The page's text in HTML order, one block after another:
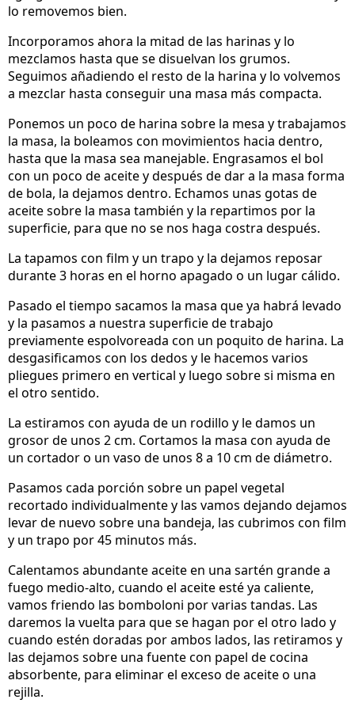
lo removemos bien.
Incorporamos ahora la mitad de las harinas y lo
mezclamos hasta que se disuelvan los grumos.
Seguimos añadiendo el resto de la harina y lo volvemos
a mezclar hasta conseguir una masa más compacta.
Ponemos un poco de harina sobre la mesa y trabajamos
la masa, la boleamos con movimientos hacia dentro,
hasta que la masa sea manejable. Engrasamos el bol
con un poco de aceite y después de dar a la masa forma
de bola, la dejamos dentro. Echamos unas gotas de
aceite sobre la masa también y la repartimos por la
superficie, para que no se nos haga costra después.
La tapamos con film y un trapo y la dejamos reposar
durante 3 horas en el horno apagado o un lugar cálido.
Pasado el tiempo sacamos la masa que ya habrá levado
y la pasamos a nuestra superficie de trabajo
previamente espolvoreada con un poquito de harina. La
desgasificamos con los dedos y le hacemos varios
pliegues primero en vertical y luego sobre si misma en
el otro sentido.
La estiramos con ayuda de un rodillo y le damos un
grosor de unos 2 cm. Cortamos la masa con ayuda de
un cortador o un vaso de unos 8 a 10 cm de diámetro.
Pasamos cada porción sobre un papel vegetal
recortado individualmente y las vamos dejando dejamos
levar de nuevo sobre una bandeja, las cubrimos con film
y un trapo por 45 minutos más.
Calentamos abundante aceite en una sartén grande a
fuego medio-alto, cuando el aceite esté ya caliente,
vamos friendo las bomboloni por varias tandas. Las
daremos la vuelta para que se hagan por el otro lado y
cuando estén doradas por ambos lados, las retiramos y
las dejamos sobre una fuente con papel de cocina
absorbente, para eliminar el exceso de aceite o una
rejilla.